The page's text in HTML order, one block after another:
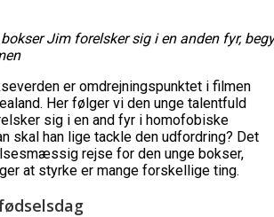
Jim forelsker sig i en anden fyr,
er omdrejningspunktet i filmen
Her følger vi den unge talentfuld
sig i en and fyr i homofobiske
skal han lige tackle den udfordring? Det
rejse for den unge bokser,
at styrke er mange forskellige ting.